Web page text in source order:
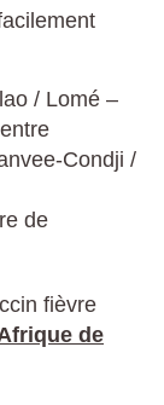
/ Lomé –
Condji /
de
fièvre
de